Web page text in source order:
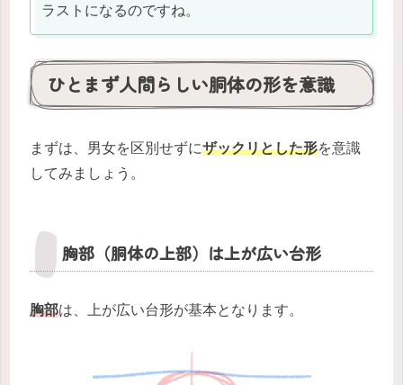
ラストになるのですね。
ひとまず人間らしい胴体の形を意識
まずは、男女を区別せずにザックリとした形を意識
してみましょう。
胸部（胴体の上部）は上が広い台形
胸部は、上が広い台形が基本となります。